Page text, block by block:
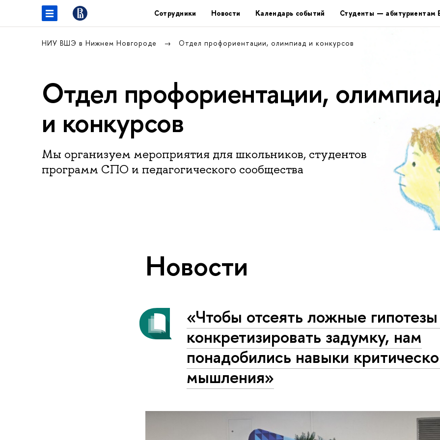
Сотрудники Новости Календарь событий Студенты — абитуриентам
НИУ ВШЭ в Нижнем Новгороде Отдел профориентации, олимпиад и конкурсов
Отдел профориентации,
и конкурсов
Мы организуем мероприятия для школьников, студентов
программ СПО и педагогического сообщества
Новости
«Чтобы отсеять ложные
конкретизировать задумку, нам
понадобились навыки
мышления»